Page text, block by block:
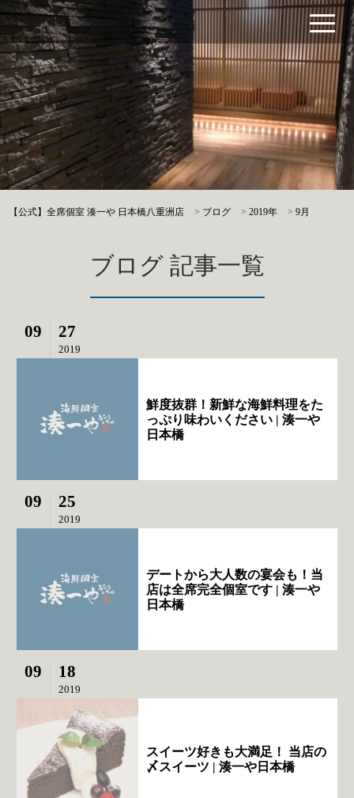
【公式】全席個室 湊一や 日本橋八重洲店 > ブログ >2019年 >9月
ブログ 記事一覧
09 27
2019
鮮度抜群！新鮮な海鮮料理をた
っぷり味わいください | 湊一や
日本橋
09 25
2019
デートから大人数の宴会も！当
店は全席完全個室です | 湊一や
日本橋
09 18
2019
スイーツ好きも大満足！ 当店の
〆スイーツ | 湊一や日本橋